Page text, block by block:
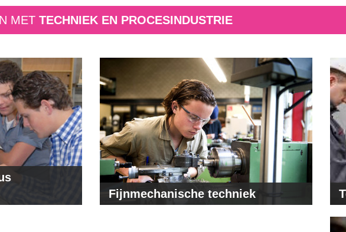
MET TECHNIEK EN PROCESINDUSTRIE
Fijnmechanische techniek